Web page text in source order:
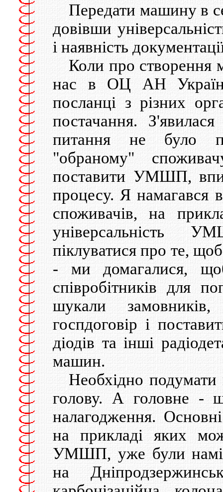
Передати машину в
довівши
і наявність
Коли про створення
нас в ОЦ АН
посланці з різних
постачання.
питання не було
"обраному"
поставити УМШП,
процесу. Я намагався
споживачів, на
універсальність
піклуватися про те,
- ми домагалися,
співробітників для
шукали
госпдоговір і
діодів та інші
машин.
Необхідно подумати
голову. А головне -
налагодження.
на прикладі яких
УМШП, уже були
на